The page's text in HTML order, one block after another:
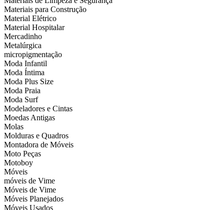
Materiais para Construção
Material Elétrico
Material Hospitalar
Mercadinho
Metalúrgica
micropigmentação
Moda Infantil
Moda Íntima
Moda Plus Size
Moda Praia
Moda Surf
Modeladores e Cintas
Moedas Antigas
Molas
Molduras e Quadros
Montadora de Móveis
Moto Peças
Motoboy
Móveis
móveis de Vime
Móveis de Vime
Móveis Planejados
Móveis Usados